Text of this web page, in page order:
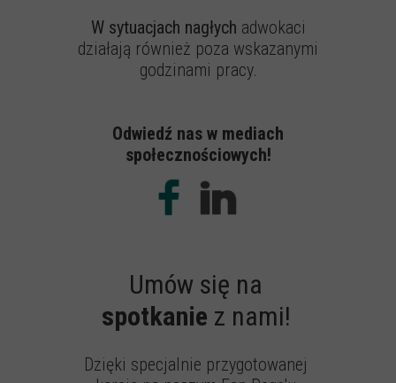
Umów się na
spotkanie z nami!
Dzięki specjalnie przygotowanej
W sytuacjach nagłych adwokaci
działają również poza wskazanymi
godzinami pracy.
Odwiedź nas w mediach
społecznościowych!